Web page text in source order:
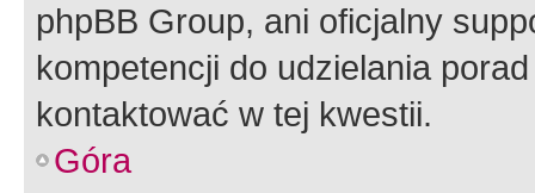
phpBB Group, ani oficjalny
kompetencji do udzielania
kontaktować w tej kwestii.
Góra